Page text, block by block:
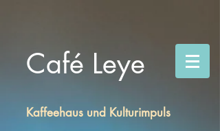
Café Leye
Kaffeehaus und Kulturimpuls